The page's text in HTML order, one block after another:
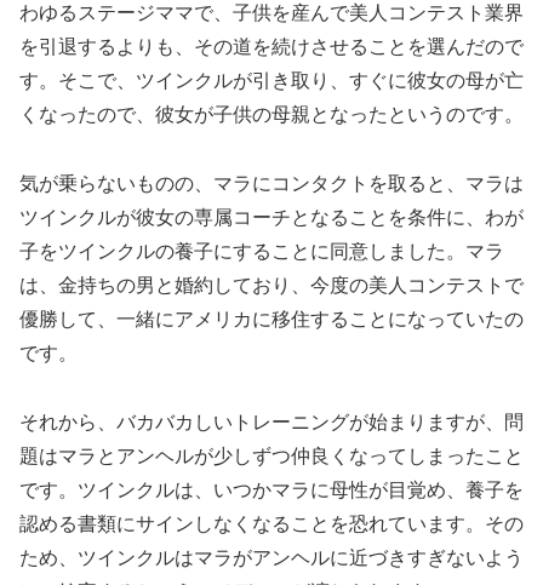
わゆるステージママで、子供を産んで美人コンテスト業界
を引退するよりも、その道を続けさせることを選んだので
す。そこで、ツインクルが引き取り、すぐに彼女の母が亡
くなったので、彼女が子供の母親となったというのです。
気が乗らないものの、マラにコンタクトを取ると、マラは
ツインクルが彼女の専属コーチとなることを条件に、わが
子をツインクルの養子にすることに同意しました。マラ
は、金持ちの男と婚約しており、今度の美人コンテストで
優勝して、一緒にアメリカに移住することになっていたの
です。
それから、バカバカしいトレーニングが始まりますが、問
題はマラとアンヘルが少しずつ仲良くなってしまったこと
です。ツインクルは、いつかマラに母性が目覚め、養子を
認める書類にサインしなくなることを恐れています。その
ため、ツインクルはマラがアンヘルに近づきすぎないよう